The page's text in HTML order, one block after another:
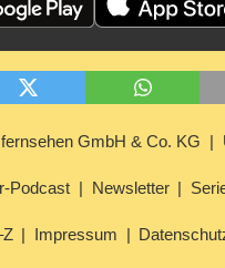
GmbH & Co. KG
Podcast Newsletter
Impressum